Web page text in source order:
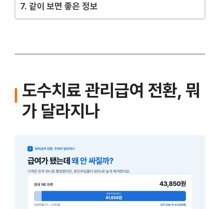
같이 보면 좋은 정보
도수치료 관리급여 전환, 뭐
가 달라지나